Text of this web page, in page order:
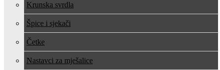
Krunska svrdla
Špice i sjekači
Četke
Nastavci za mješalice